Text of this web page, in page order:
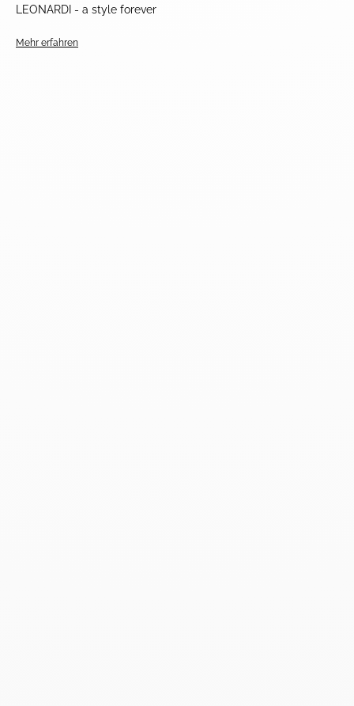
LEONARDI - a style forever
Mehr erfahren